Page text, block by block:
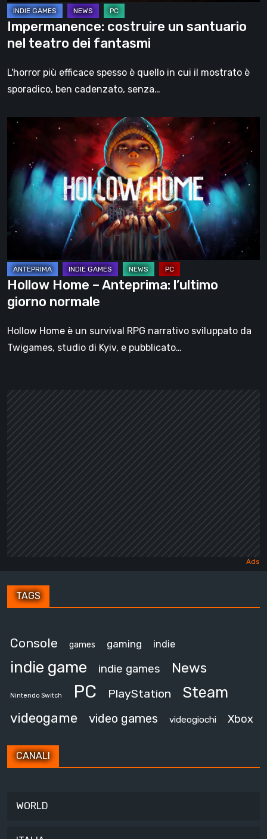
Impermanence: costruire un santuario
nel teatro dei fantasmi
L'horror più efficace spesso è quello in cui il mostrato è
sporadico, ben cadenzato, senza…
Hollow
Home
Anteprima:
l’ultimo
giorno
normale
Hollow Home – Anteprima: l’ultimo
giorno normale
Hollow Home è un survival RPG narrativo sviluppato da
Twigames, studio di Kyiv, e pubblicato…
TAGS
Console games gaming indie
indie game indie games News
Nintendo Switch PC PlayStation Steam
videogame video games videogiochi Xbox
CANALI
WORLD